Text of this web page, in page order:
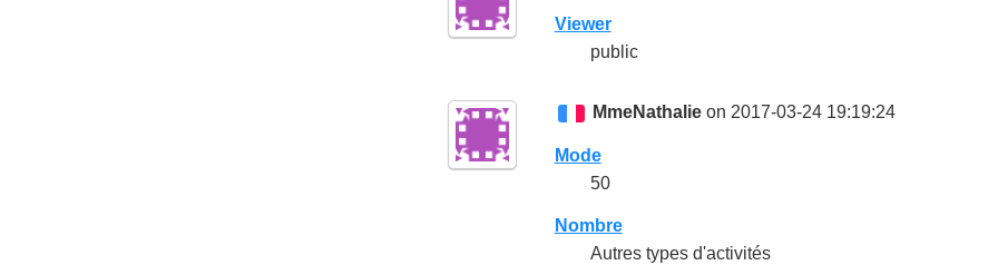
Viewer
public
MmeNathalie on 2017-03-24 19:19:24
Mode
50
Nombre
Autres types d'activités